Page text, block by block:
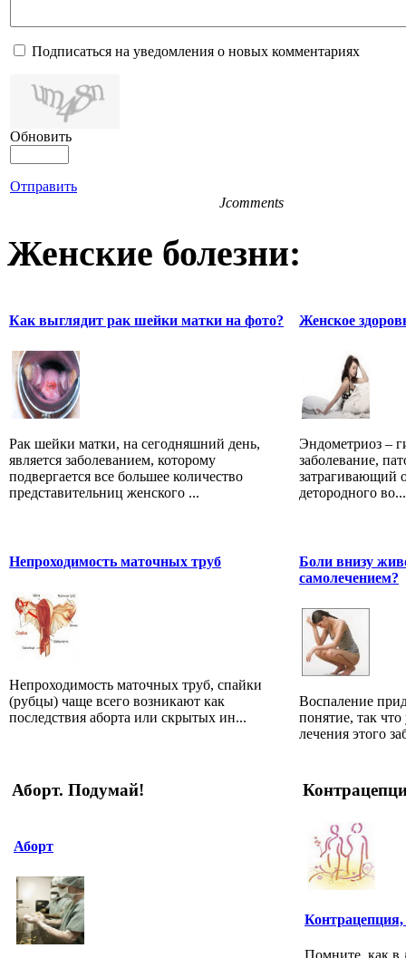
Подписаться на уведомления о новых комментариях
Обновить
Отправить
Jcomments
Женские болезни:
Как выглядит рак шейки матки на фото?
Рак шейки матки, на сегодняшний день,
является заболеванием, которому
подвергается все большее количество
представительниц женского ...
Женское
Эндометриоз –
заболевание,
затрагивающий
детородного во...
Непроходимость маточных труб
Непроходимость маточных труб, спайки
(рубцы) чаще всего возникают как
последствия аборта или скрытых ин...
Боли внизу
самолечением?
Воспаление
понятие, так
лечения этого
Аборт. Подумай!
Аборт
Контрацепция,